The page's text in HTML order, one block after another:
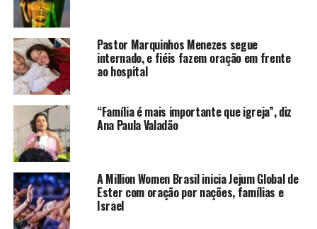
Pastor Marquinhos Menezes segue
internado, e fiéis fazem oração em frente
ao hospital
“Família é mais importante que igreja”, diz
Ana Paula Valadão
A Million Women Brasil inicia Jejum Global de
Ester com oração por nações, famílias e
Israel